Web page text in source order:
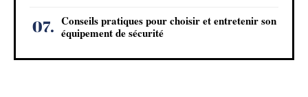
Conseils pratiques pour choisir et entretenir son
équipement de sécurité